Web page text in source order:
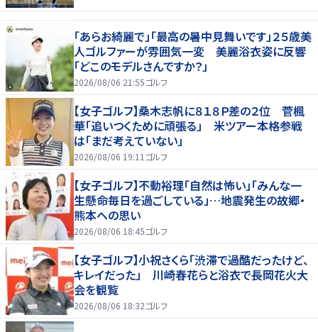
「あらお綺麗で」「最高の暑中見舞いです」２５歳美
人ゴルファーが雰囲気一変 美麗浴衣姿に反響
「どこのモデルさんですか？」
2026/08/06 21:55ゴルフ
【女子ゴルフ】桑木志帆に８１８Ｐ差の２位 菅楓
華「追いつくために頑張る」 米ツアー本格参戦
は「まだ考えていない」
2026/08/06 19:11 ゴルフ
【女子ゴルフ】不動裕理「自然は怖い」「みんな一
生懸命毎日を過ごしている」…地震発生の故郷・
熊本への思い
2026/08/06 18:45ゴルフ
【女子ゴルフ】小祝さくら「渋滞で過酷だったけど、
キレイだった」 川崎春花らと浴衣で長岡花火大
会を観覧
2026/08/06 18:32ゴルフ